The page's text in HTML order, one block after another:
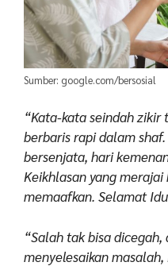
Sumber: google.com/bersosial
“Kata-kata seindah zikir
berbaris rapi dalam
bersenjata, hari
Keikhlasan yang
memaafkan. Selamat
“Salah tak bisa
menyelesaikan